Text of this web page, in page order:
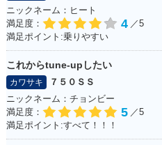
ニックネーム：ヒート
満足度：
4 ／5
満足ポイント:乗りやすい
これからtune‐upしたい
カワサキ
７５０ＳＳ
ニックネーム：チョンビー
満足度：
5 ／5
満足ポイント:すべて！！！